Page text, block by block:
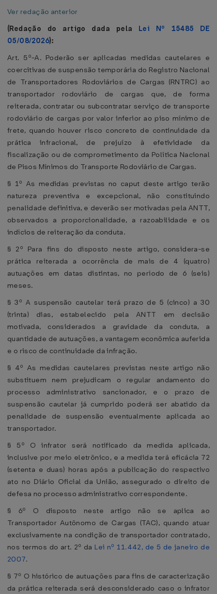
Ver redação anterior
(Redação do artigo dada pela Lei Nº 15485 DE
05/08/2026):
Art. 5º-A. Poderão ser aplicadas medidas cautelares e
coercitivas de suspensão temporária do Registro Nacional
de Transportadores Rodoviários de Cargas (RNTRC) ao
transportador rodoviário de cargas que, de forma
reiterada, contratar ou subcontratar serviço de transporte
rodoviário de cargas por valor inferior ao piso mínimo de
frete, quando houver risco concreto de continuidade da
prática infracional, de prejuízo à efetividade da
fiscalização ou de comprometimento da Política Nacional
de Pisos Mínimos do Transporte Rodoviário de Cargas.
§ 1º As medidas previstas no caput deste artigo terão
natureza preventiva e excepcional, não constituindo
penalidade definitiva, e deverão ser motivadas pela ANTT,
observados a proporcionalidade, a razoabilidade e os
indícios de reiteração da conduta.
§ 2º Para fins do disposto neste artigo, considera-se
prática reiterada a ocorrência de mais de 4 (quatro)
autuações em datas distintas, no período de 6 (seis)
meses.
§ 3º A suspensão cautelar terá prazo de 5 (cinco) a 30
(trinta) dias, estabelecido pela ANTT em decisão
motivada, considerados a gravidade da conduta, a
quantidade de autuações, a vantagem econômica auferida
e o risco de continuidade da infração.
§ 4º As medidas cautelares previstas neste artigo não
substituem nem prejudicam o regular andamento do
processo administrativo sancionador, e o prazo de
suspensão cautelar já cumprido poderá ser abatido da
penalidade de suspensão eventualmente aplicada ao
transportador.
§ 5º O infrator será notificado da medida aplicada,
inclusive por meio eletrônico, e a medida terá eficácia 72
(setenta e duas) horas após a publicação do respectivo
ato no Diário Oficial da União, assegurado o direito de
defesa no processo administrativo correspondente.
§ 6º O disposto neste artigo não se aplica ao
Transportador Autônomo de Cargas (TAC), quando atuar
exclusivamente na condição de transportador contratado,
nos termos do art. 2º da Lei nº 11.442, de 5 de janeiro de
2007.
§ 7º O histórico de autuações para fins de caracterização
da prática reiterada será desconsiderado caso o infrator